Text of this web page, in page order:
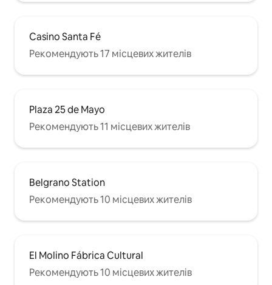
Casino Santa Fé
Рекомендують 17 місцевих жителів
Plaza 25 de Mayo
Рекомендують 11 місцевих жителів
Belgrano Station
Рекомендують 10 місцевих жителів
El Molino Fábrica Cultural
Рекомендують 10 місцевих жителів